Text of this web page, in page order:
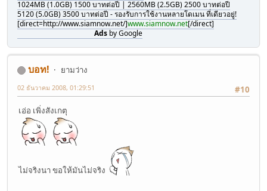
1024MB (1.0GB) 1500 บาทต่อปี | 2560MB (2.5GB) 2500 บาทต่อปี
5120 (5.0GB) 3500 บาทต่อปี - รองรับการใช้งานหลายโดเมน ที่เดียวอยู่!
[direct=http://www.siamnow.net/]www.siamnow.net[/direct]
Ads by Google
บอท!
ยามว่าง
#10
02 ธันวาคม 2008, 01:29:51
เอ่อ เพิ่งสังเกตุ
ไม่จริงนา ขอให้มันไม่จริง